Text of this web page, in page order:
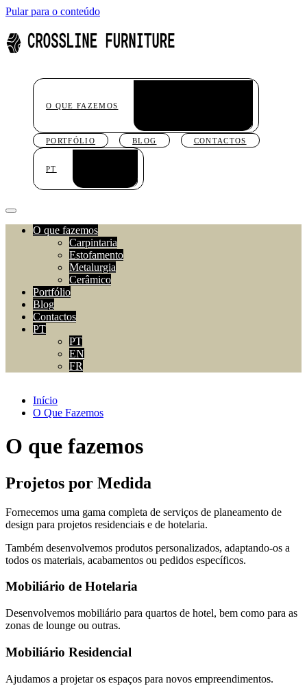
Pular para o conteúdo
O QUE FAZEMOS
PORTFÓLIO
BLOG CONTACTOS
PT
O que fazemos
Carpintaria
Estofamento
Metalurgia
Cerâmico
Portfólio
Blog
Contactos
PT
PT
EN
FR
Início
O Que Fazemos
O que fazemos
Projetos por Medida
Fornecemos uma gama completa de serviços de planeamento de
design para projetos residenciais e de hotelaria.
Também desenvolvemos produtos personalizados, adaptando-os a
todos os materiais, acabamentos ou pedidos específicos.
Mobiliário de Hotelaria
Desenvolvemos mobiliário para quartos de hotel, bem como para as
zonas de lounge ou outras.
Mobiliário Residencial
Ajudamos a projetar os espaços para novos empreendimentos.